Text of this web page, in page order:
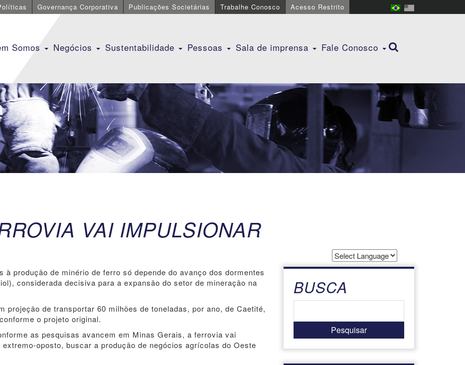
Governança Corporativa Publicações Societárias Trabalhe Conosco Acesso Restrito
Somos Negócios Sustentabilidade Pessoas Sala de imprensa Fale Conosco
VAI IMPULSIONAR
Powered by
à produção de minério de ferro só depende do avanço dos dormentes
considerada decisiva para a expansão do setor de mineração na
projeção de transportar 60 milhões de toneladas, por ano, de Caetité,
o projeto original.
as pesquisas avancem em Minas Gerais, a ferrovia vai
oposto, buscar a produção de negócios agrícolas do Oeste
BUSCA